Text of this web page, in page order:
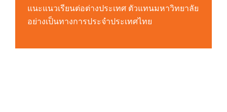
แนะแนวเรียนต่อต่างประเทศ ตัวแทนมหาวิทยาลัย
อย่างเป็นทางการประจำประเทศไทย